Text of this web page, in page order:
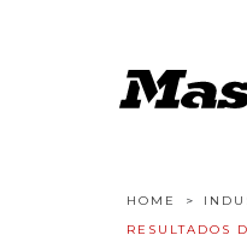
Ir al contenido
HOME
RESULTADOS